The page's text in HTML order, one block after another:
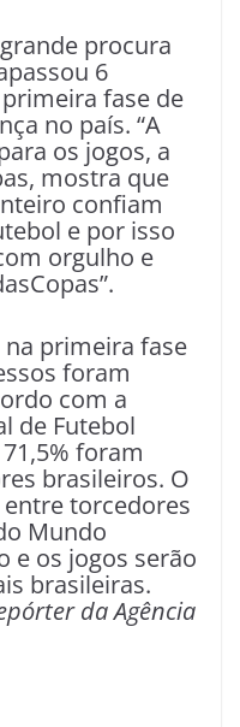
procura
6
fase de
no país. “A
os jogos, a
mostra que
confiam
e por isso
orgulho e
primeira fase
foram
com a
de Futebol
foram
brasileiros. O
torcedores
Mundo
e os jogos serão
brasileiras.
da Agência